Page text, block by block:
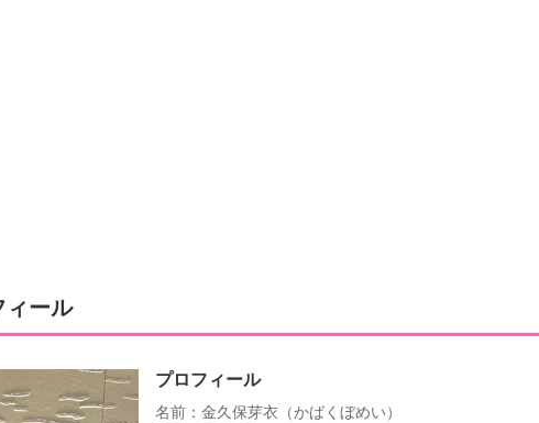
ィール
プロフィール
名前：金久保芽衣（かばくぼめい）